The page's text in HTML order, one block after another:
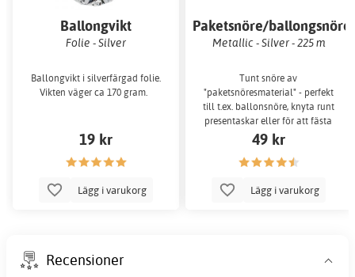
Ballongvikt
Folie - Silver
Ballongvikt i silverfärgad folie.
Vikten väger ca 170 gram.
19 kr
Lägg i varukorg
Paketsnöre/ballongsnöre
Metallic - Silver - 225 m
Tunt snöre av
"paketsnöresmaterial" - perfekt
till t.ex. ballonsnöre, knyta runt
presentaskar eller för att fästa
dekorationer!
49 kr
Lägg i varukorg
Recensioner